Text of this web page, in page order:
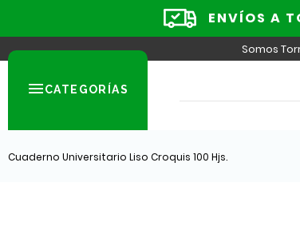
ENVÍOS A
Somos
CATEGORÍAS
Cuaderno Universitario Liso Croquis 100 Hjs.